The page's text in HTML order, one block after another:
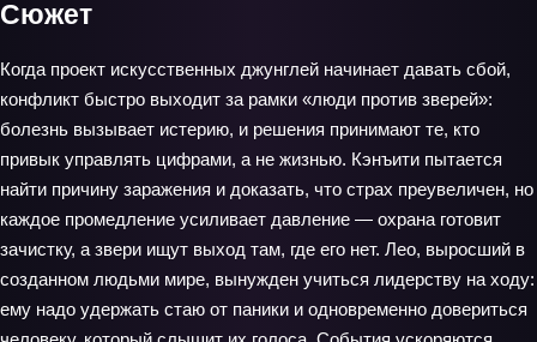
Сюжет
Когда проект искусственных джунглей начинает давать сбой,
конфликт быстро выходит за рамки «люди против зверей»:
болезнь вызывает истерию, и решения принимают те, кто
привык управлять цифрами, а не жизнью. Кэнъити пытается
найти причину заражения и доказать, что страх преувеличен, но
каждое промедление усиливает давление — охрана готовит
зачистку, а звери ищут выход там, где его нет. Лео, выросший в
созданном людьми мире, вынужден учиться лидерству на ходу:
ему надо удержать стаю от паники и одновременно довериться